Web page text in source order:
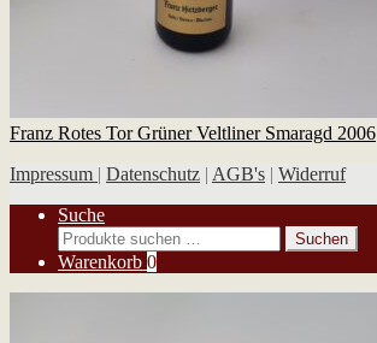
Franz Rotes Tor Grüner Veltliner Smaragd 2006
Impressum | Datenschutz | AGB's | Widerruf
Suche
Suchen
nach:
Suchen
Warenkorb 0